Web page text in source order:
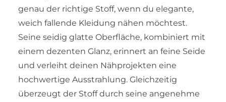
genau der richtige Stoff, wenn du elegante,
weich fallende Kleidung nähen möchtest.
Seine seidig glatte Oberfläche, kombiniert mit
einem dezenten Glanz, erinnert an feine Seide
und verleiht deinen Nähprojekten eine
hochwertige Ausstrahlung. Gleichzeitig
überzeugt der Stoff durch seine angenehme